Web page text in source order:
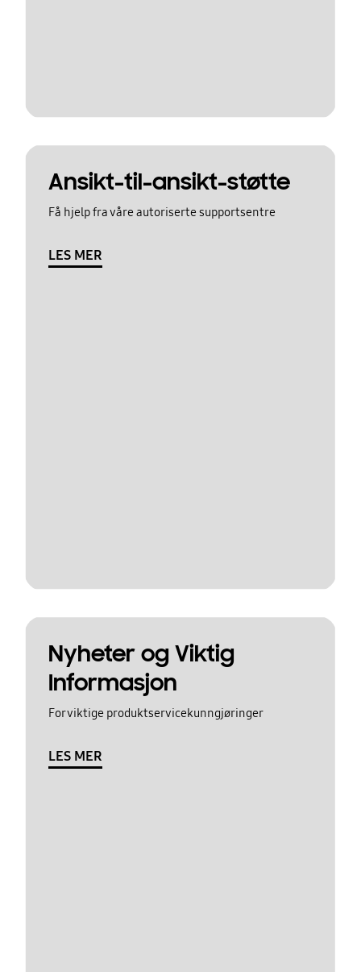
Ansikt-til-ansikt-støtte
Få hjelp fra våre autoriserte supportsentre
LES MER
Nyheter og Viktig
Informasjon
For viktige produktservicekunngjøringer
LES MER